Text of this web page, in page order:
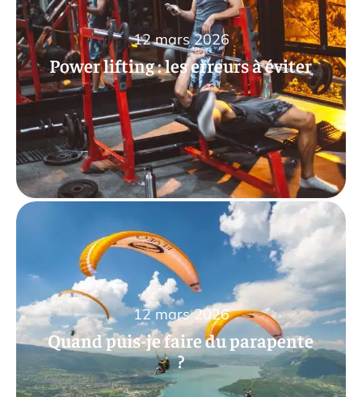
Power lifting : les erreurs à éviter
12 mars 2026
Quand puis-je faire du parapente
?
12 mars 2026